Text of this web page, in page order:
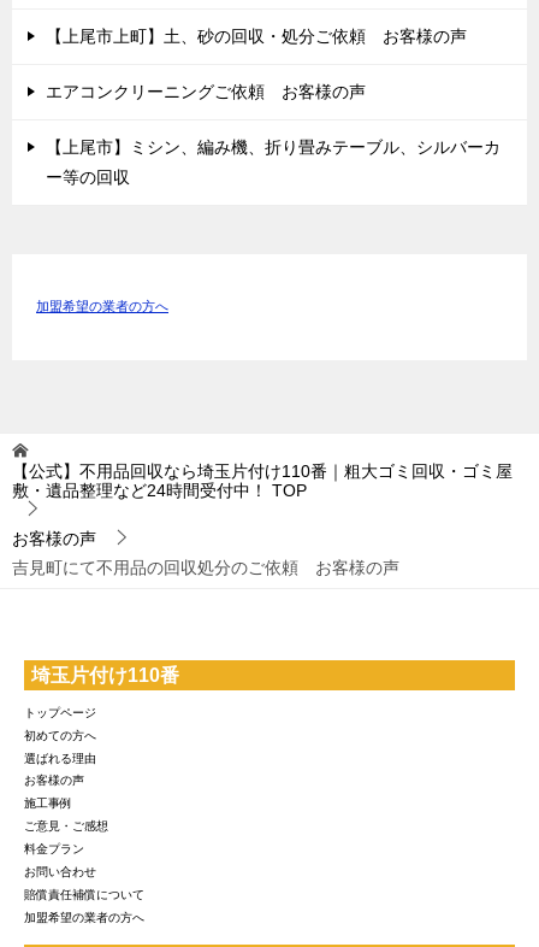
【上尾市上町】土、砂の回収・処分ご依頼 お客様の声
エアコンクリーニングご依頼 お客様の声
【上尾市】ミシン、編み機、折り畳みテーブル、シルバーカ
ー等の回収
加盟希望の業者の方へ
【公式】不用品回収なら埼玉片付け110番｜粗大ゴミ回収・ゴミ屋
敷・遺品整理など24時間受付中！
TOP
お客様の声
吉見町にて不用品の回収処分のご依頼 お客様の声
埼玉片付け110番
トップページ
初めての方へ
選ばれる理由
お客様の声
施工事例
ご意見・ご感想
料金プラン
お問い合わせ
賠償責任補償について
加盟希望の業者の方へ